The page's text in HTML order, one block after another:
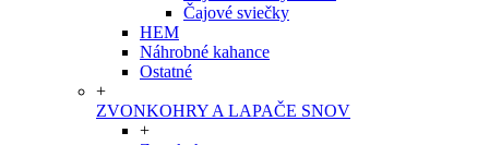
Čajové sviečky
HEM
Náhrobné kahance
Ostatné
+
ZVONKOHRY A LAPAČE SNOV
+